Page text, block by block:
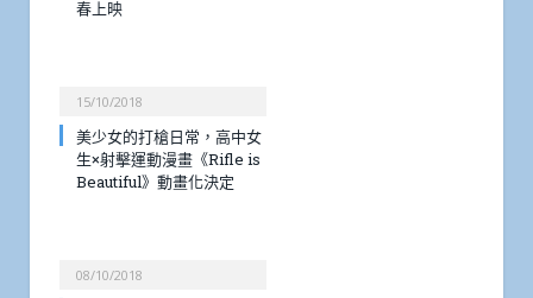
春上映
15/10/2018
美少女的打槍日常，高中女
生×射擊運動漫畫《Rifle is
Beautiful》動畫化決定
08/10/2018